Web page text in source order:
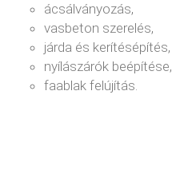
ácsálványozás,
vasbeton szerelés,
járda és kerítésépítés,
nyílászárók beépítése,
faablak felújítás.